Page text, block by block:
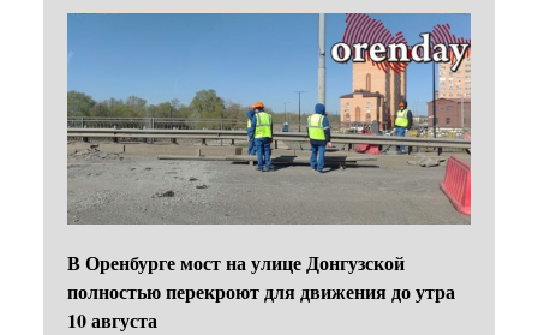
В Оренбурге мост на улице Донгузской
полностью перекроют для движения до утра
10 августа